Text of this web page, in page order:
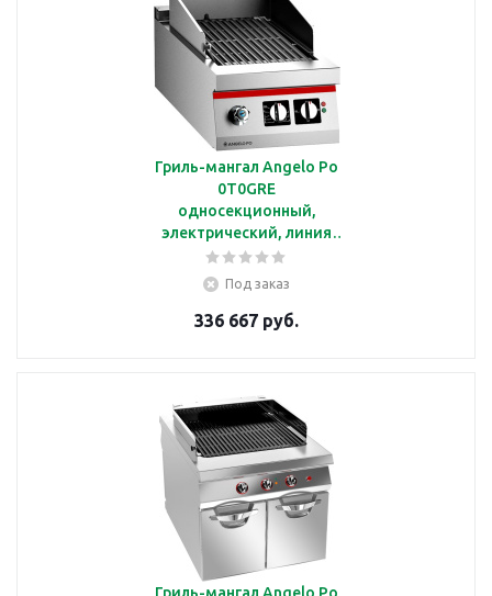
Гриль-мангал Angelo Po
0T0GRE
односекционный,
электрический, линия
ICON9000
Под заказ
336 667 руб.
Гриль-мангал Angelo Po